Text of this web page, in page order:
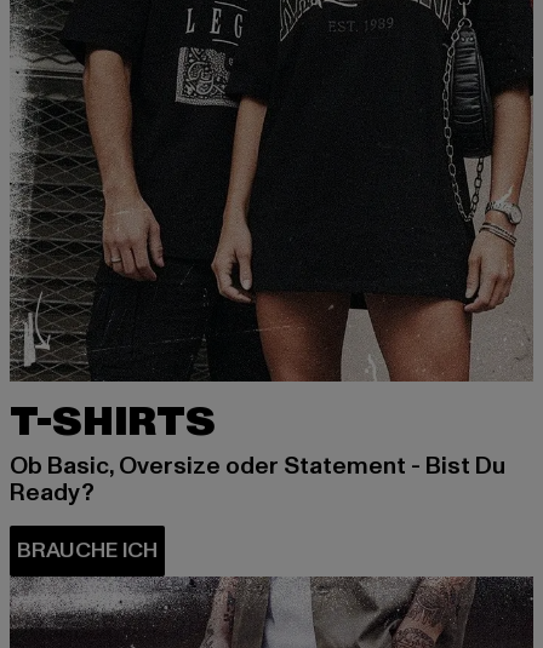
T-SHIRTS
Ob Basic, Oversize oder Statement - Bist Du
Ready?